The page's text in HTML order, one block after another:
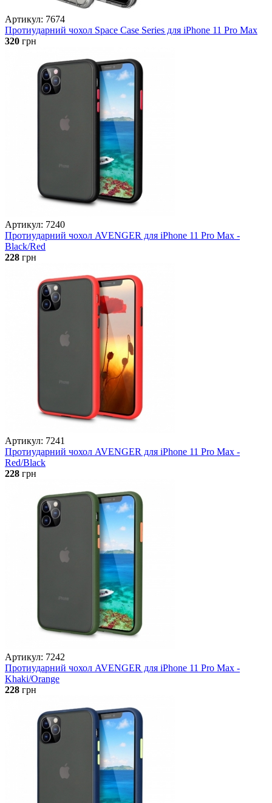
Артикул: 7674
Протиударний чохол Space Case Series для iPhone 11 Pro Max
320 грн
Артикул: 7240
Протиударний чохол AVENGER для iPhone 11 Pro Max -
Black/Red
228 грн
Артикул: 7241
Протиударний чохол AVENGER для iPhone 11 Pro Max -
Red/Black
228 грн
Артикул: 7242
Протиударний чохол AVENGER для iPhone 11 Pro Max -
Khaki/Orange
228 грн